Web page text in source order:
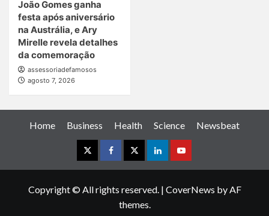
João Gomes ganha
festa após aniversário
na Austrália, e Ary
Mirelle revela detalhes
da comemoração
assessoriadefamosos
agosto 7, 2026
Home Business Health Science Newsbeat
InstagramFacebookTwitterLinkedinYoutube
Copyright © All rights reserved. | CoverNews by AF
themes.